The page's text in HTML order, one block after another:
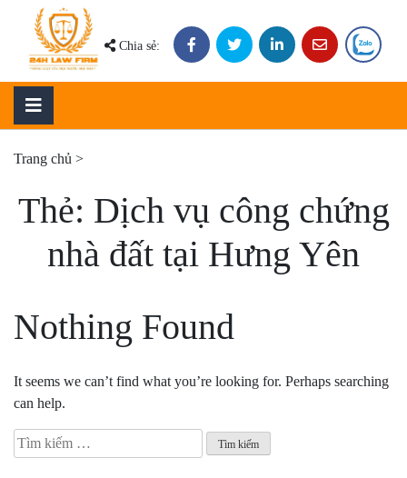
content
Chia sẻ:
Trang chủ >
Thẻ: Dịch vụ công chứng
nhà đất tại Hưng Yên
Nothing Found
It seems we can’t find what you’re looking for. Perhaps searching
can help.
Tìm
kiếm